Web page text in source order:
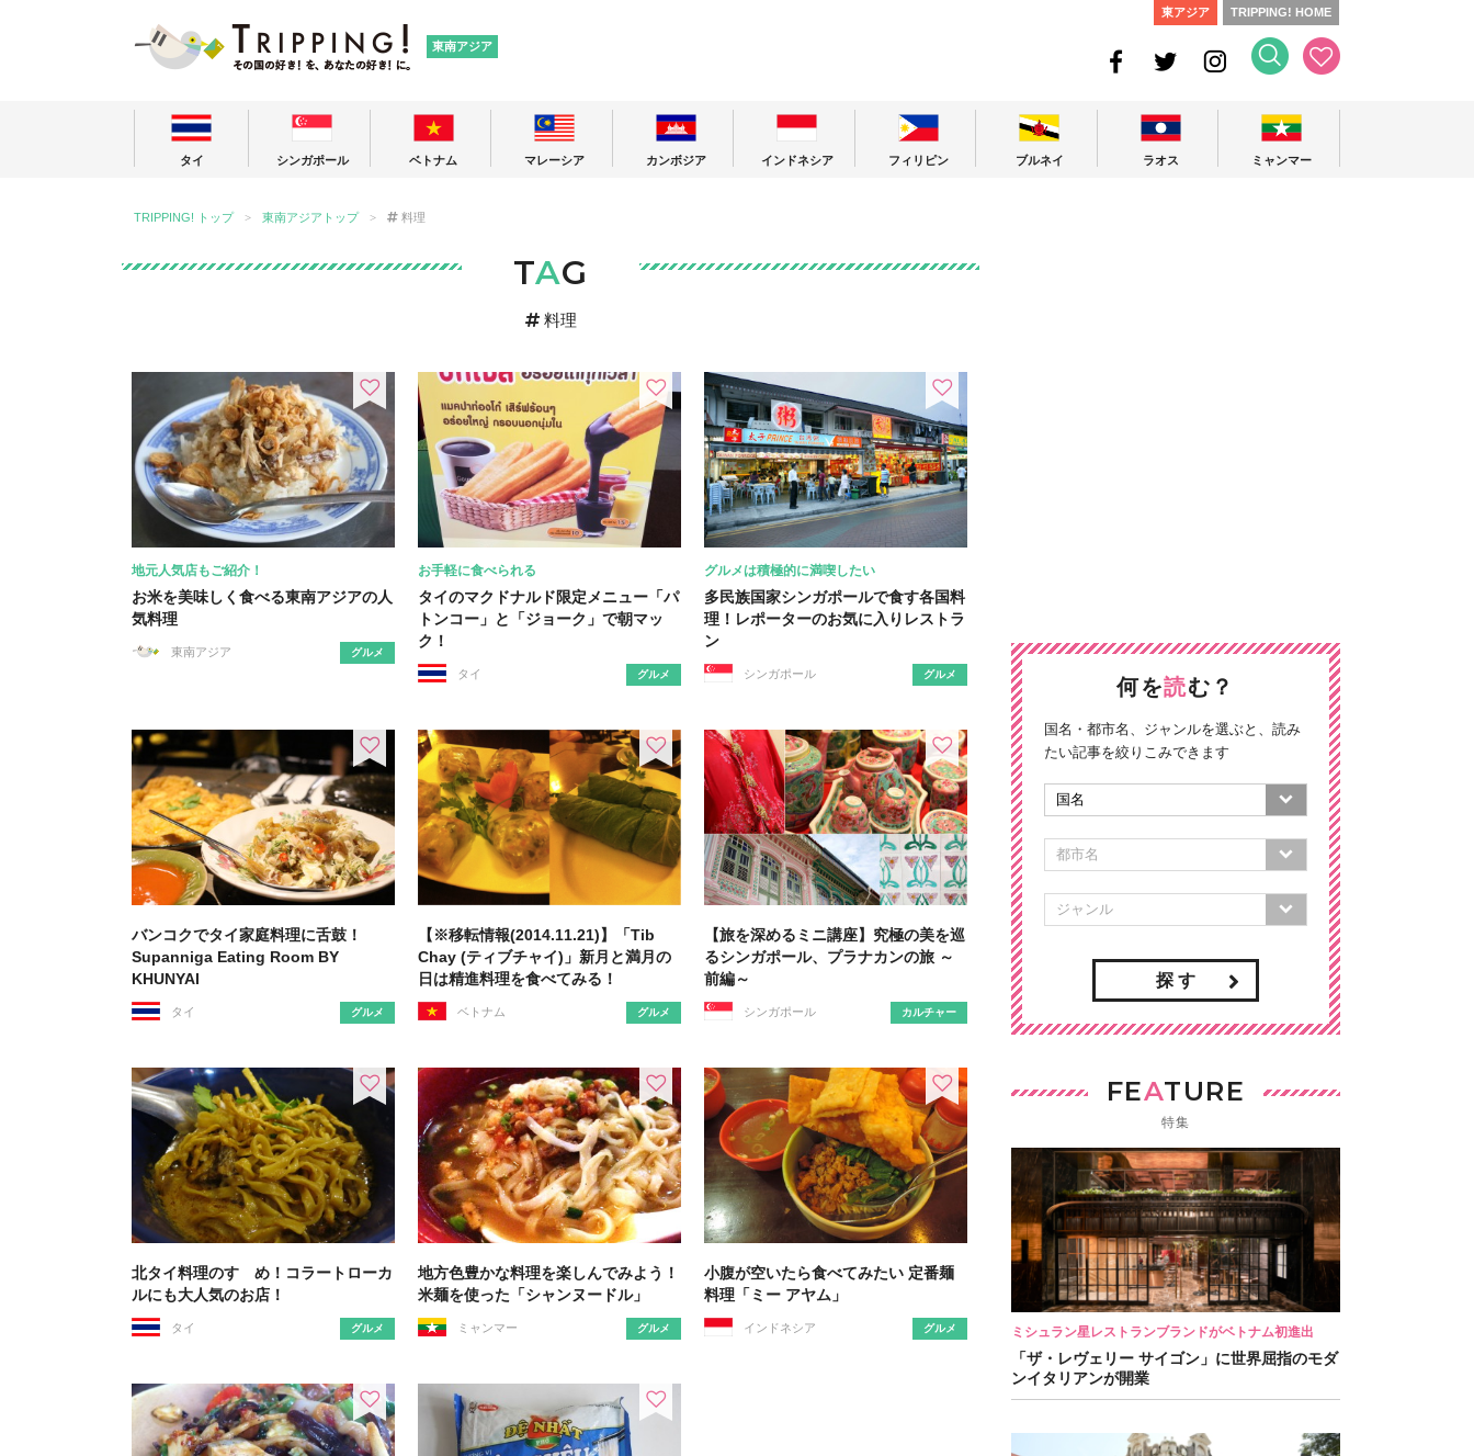
東南アジア
東アジア TRIPPING! HOME
タイ シンガポール ベトナム マレーシア カンボジア インドネシア フィリピン ブルネイ ラオス ミャンマー
TRIPPING! トップ 東南アジアトップ 料理
TAG
料理
地元人気店もご紹介！
お米を美味しく食べる東南アジアの人
気料理
東南アジア グルメ
お手軽に食べられる
タイのマクドナルド限定メニュー「パ
トンコー」と「ジョーク」で朝マッ
ク！
タイ グルメ
グルメは積極的に満喫したい
多民族国家シンガポールで食す各国料
理！レポーターのお気に入りレストラ
ン
シンガポール グルメ
バンコクでタイ家庭料理に舌鼓！
Supanniga Eating Room BY
KHUNYAI
タイ グルメ
【※移転情報(2014.11.21)】「Tib
Chay (ティブチャイ)」新月と満月の
日は精進料理を食べてみる！
ベトナム グルメ
【旅を深めるミニ講座】究極の美を巡
るシンガポール、プラナカンの旅 ～
前編～
シンガポール カルチャー
北タイ料理のすゝめ！コラートローカ
ルにも大人気のお店！
タイ グルメ
地方色豊かな料理を楽しんでみよう！
米麺を使った「シャンヌードル」
ミャンマー グルメ
小腹が空いたら食べてみたい 定番麺
料理「ミー アヤム」
インドネシア グルメ
何を読む？
国名・都市名、ジャンルを選ぶと、読み
たい記事を絞りこみできます
探 す
FEATURE
特集
ミシュラン星レストランブランドがベトナム初進出
「ザ・レヴェリー サイゴン」に世界屈指のモダ
ンイタリアンが開業